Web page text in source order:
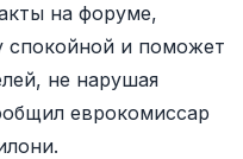
на форуме,
спокойной и поможет
не нарушая
еврокомиссар